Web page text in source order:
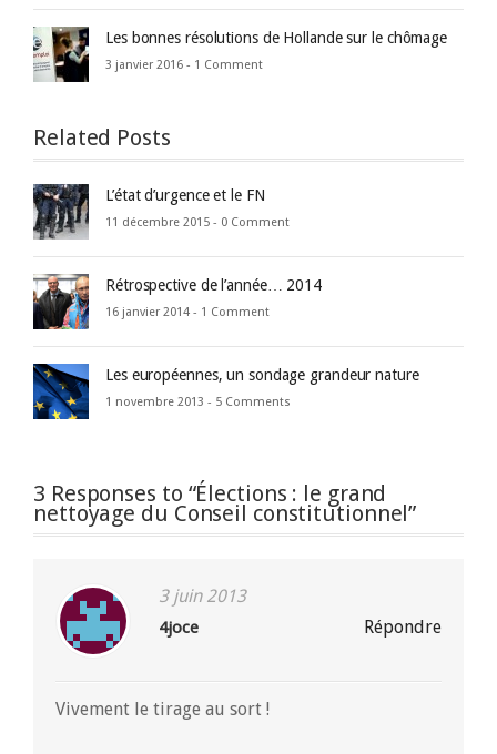
Les bonnes résolutions de Hollande sur le chômage
3 janvier 2016 - 1 Comment
Related Posts
L’état d’urgence et le FN
11 décembre 2015 - 0 Comment
Rétrospective de l’année… 2014
16 janvier 2014 - 1 Comment
Les européennes, un sondage grandeur nature
1 novembre 2013 - 5 Comments
3 Responses to “Élections : le grand
nettoyage du Conseil constitutionnel”
3 juin 2013
4joce Répondre
Vivement le tirage au sort !